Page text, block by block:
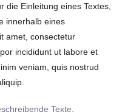
die Einleitung eines Textes,
innerhalb eines
amet, consectetur
incididunt ut labore et
veniam, quis nostrud
Texte.